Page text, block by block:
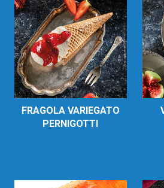
FRAGOLA VARIEGATO
PERNIGOTTI